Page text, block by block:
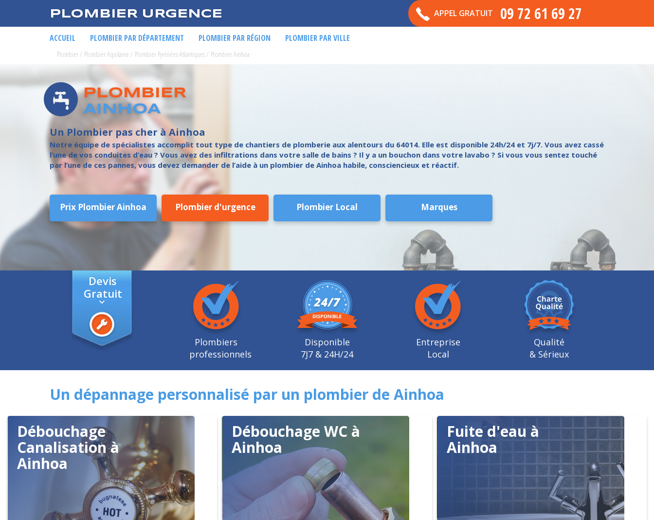
PLOMBIER URGENCE APPEL GRATUIT 09 72 61 69 27
ACCUEIL PLOMBIER PAR DÉPARTEMENT PLOMBIER PAR RÉGION PLOMBIER PAR VILLE
Plombier/ Plombier Aquitaine / Plombier Pyrénées-Atlantiques/ Plombier Ainhoa
PLOMBIER
AINHOA
Un Plombier pas cher à Ainhoa
Notre équipe de spécialistes accomplit tout type de chantiers de plomberie aux alentours du 64014. Elle est disponible 24h/24 et 7j/7. Vous avez cassé
l’une de vos conduites d’eau ? Vous avez des infiltrations dans votre salle de bains ? Il y a un bouchon dans votre lavabo ? Si vous vous sentez touché
par l’une de ces pannes, vous devez demander de l’aide à un plombier de Ainhoa habile, consciencieux et réactif.
Prix Plombier Ainhoa Plombier d'urgence Plombier Local Marques
Devis
Gratuit
Plombiers
professionnels
Disponible
7J7 & 24H/24
Entreprise
Local
Qualité
& Sérieux
Un dépannage personnalisé par un plombier de Ainhoa
Débouchage
Canalisation à
Ainhoa
Débouchage WC à
Ainhoa
Fuite d'eau à
Ainhoa